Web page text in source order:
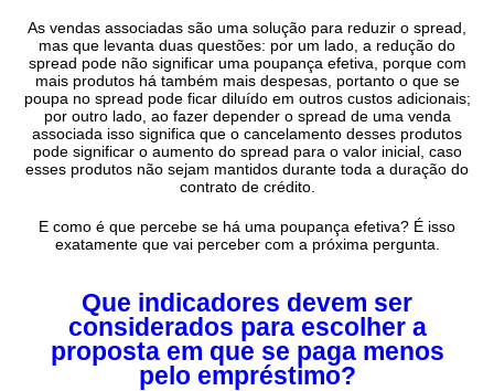
As vendas associadas são uma solução para reduzir o spread,
mas que levanta duas questões: por um lado, a redução do
spread pode não significar uma poupança efetiva, porque com
mais produtos há também mais despesas, portanto o que se
poupa no spread pode ficar diluído em outros custos adicionais;
por outro lado, ao fazer depender o spread de uma venda
associada isso significa que o cancelamento desses produtos
pode significar o aumento do spread para o valor inicial, caso
esses produtos não sejam mantidos durante toda a duração do
contrato de crédito.
E como é que percebe se há uma poupança efetiva? É isso
exatamente que vai perceber com a próxima pergunta.
Que indicadores devem ser
considerados para escolher a
proposta em que se paga menos
pelo empréstimo?